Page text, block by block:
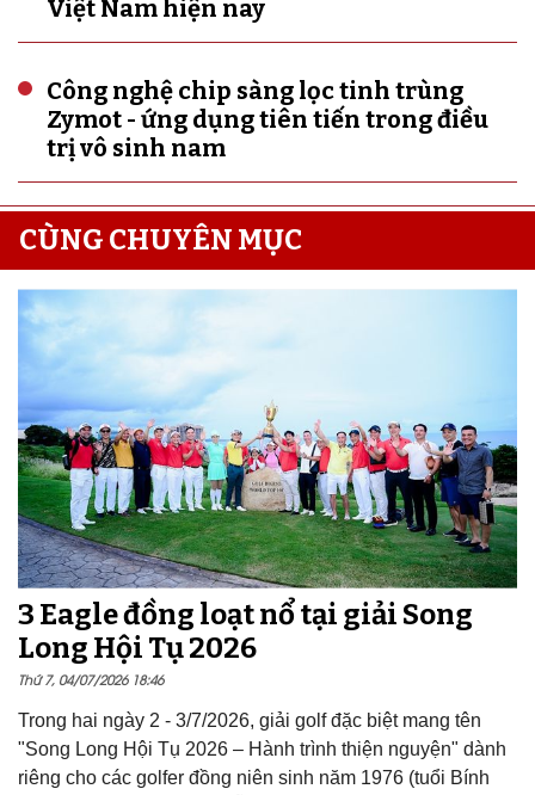
Việt Nam hiện nay
Công nghệ chip sàng lọc tinh trùng
Zymot - ứng dụng tiên tiến trong điều
trị vô sinh nam
CÙNG CHUYÊN MỤC
3 Eagle đồng loạt nổ tại giải Song
Long Hội Tụ 2026
Thứ 7, 04/07/2026 18:46
Trong hai ngày 2 - 3/7/2026, giải golf đặc biệt mang tên
"Song Long Hội Tụ 2026 – Hành trình thiện nguyện" dành
riêng cho các golfer đồng niên sinh năm 1976 (tuổi Bính